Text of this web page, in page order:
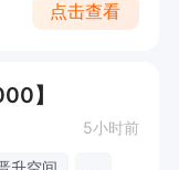
点击查看
】
5小时前